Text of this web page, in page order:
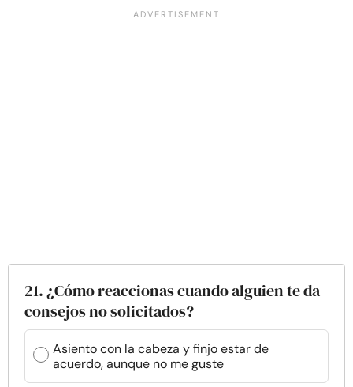
21. ¿Cómo reaccionas cuando alguien te da
consejos no solicitados?
Asiento con la cabeza y finjo estar de
acuerdo, aunque no me guste